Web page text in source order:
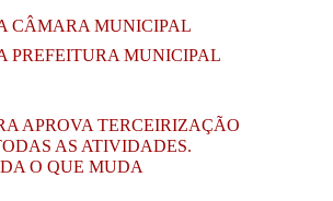
CÂMARA MUNICIPAL
PREFEITURA MUNICIPAL
APROVA TERCEIRIZAÇÃO
AS ATIVIDADES.
O QUE MUDA